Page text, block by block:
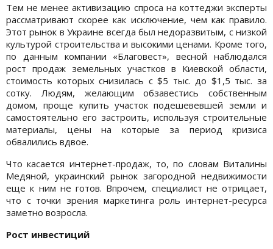
Тем не менее активизацию спроса на коттеджи эксперты
рассматривают скорее как исключение, чем как правило.
Этот рынок в Украине всегда был недоразвитым, с низкой
культурой строительства и высокими ценами. Кроме того,
по данным компании «Благовест», весной наблюдался
рост продаж земельных участков в Киевской области,
стоимость которых снизилась с $5 тыс. до $1,5 тыс. за
сотку. Людям, желающим обзавестись собственным
домом, проще купить участок подешевевшей земли и
самостоятельно его застроить, используя строительные
материалы, цены на которые за период кризиса
обвалились вдвое.
Что касается интернет-продаж, то, по словам Виталины
Медяной, украинский рынок загородной недвижимости
еще к ним не готов. Впрочем, специалист не отрицает,
что с точки зрения маркетинга роль интернет-ресурса
заметно возросла.
Рост инвестиций